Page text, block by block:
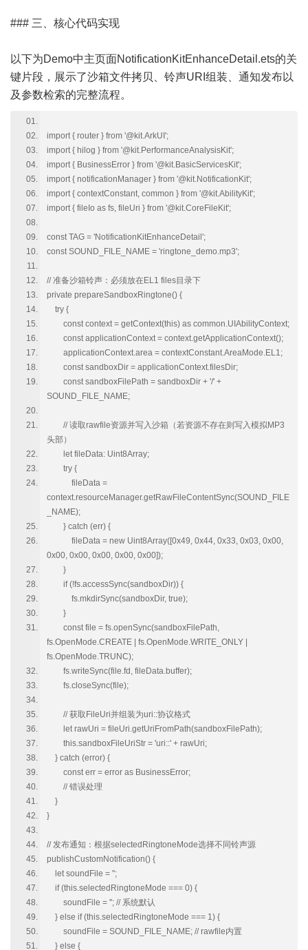
### 三、核心代码实现
以下为Demo中主页面NotificationKitEnhanceDetail.ets的关
键片段，展示了沙箱文件拷贝、铃声URI组装、通知发布以
及参数检索的完整流程。
import { router } from '@kit.ArkUI';
import { hilog } from '@kit.PerformanceAnalysisKit';
import { BusinessError } from '@kit.BasicServicesKit';
import { notificationManager } from '@kit.NotificationKit';
import { contextConstant, common } from '@kit.AbilityKit';
import { fileIo as fs, fileUri } from '@kit.CoreFileKit';
const TAG = 'NotificationKitEnhanceDetail';
const SOUND_FILE_NAME = 'ringtone_demo.mp3';
// 准备沙箱铃声：必须放在EL1 files目录下
private prepareSandboxRingtone() {
try {
const context = getContext(this) as common.UIAbilityContext;
const applicationContext = context.getApplicationContext();
applicationContext.area = contextConstant.AreaMode.EL1;
const sandboxDir = applicationContext.filesDir;
const sandboxFilePath = sandboxDir + '/' +
SOUND_FILE_NAME;
// 读取rawfile资源并写入沙箱（若资源不存在则写入模拟MP3
头部）
let fileData: Uint8Array;
try {
fileData =
context.resourceManager.getRawFileContentSync(SOUND_FILE
_NAME);
} catch (err) {
fileData = new Uint8Array([0x49, 0x44, 0x33, 0x03, 0x00,
0x00, 0x00, 0x00, 0x00, 0x00]);
}
if (!fs.accessSync(sandboxDir)) {
fs.mkdirSync(sandboxDir, true);
}
const file = fs.openSync(sandboxFilePath,
fs.OpenMode.CREATE | fs.OpenMode.WRITE_ONLY |
fs.OpenMode.TRUNC);
fs.writeSync(file.fd, fileData.buffer);
fs.closeSync(file);
// 获取FileUri并组装为uri::协议格式
let rawUri = fileUri.getUriFromPath(sandboxFilePath);
this.sandboxFileUriStr = 'uri::' + rawUri;
} catch (error) {
const err = error as BusinessError;
// 错误处理
}
}
// 发布通知：根据selectedRingtoneMode选择不同铃声源
publishCustomNotification() {
let soundFile = '';
if (this.selectedRingtoneMode === 0) {
soundFile = ''; // 系统默认
} else if (this.selectedRingtoneMode === 1) {
soundFile = SOUND_FILE_NAME; // rawfile内置
} else {